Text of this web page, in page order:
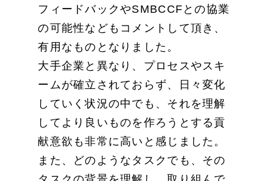
フィードバックやSMBCCFとの協業
の可能性などもコメントして頂き、
有用なものとなりました。
大手企業と異なり、プロセスやスキ
ームが確立されておらず、日々変化
していく状況の中でも、それを理解
してより良いものを作ろうとする貢
献意欲も非常に高いと感じました。
また、どのようなタスクでも、その